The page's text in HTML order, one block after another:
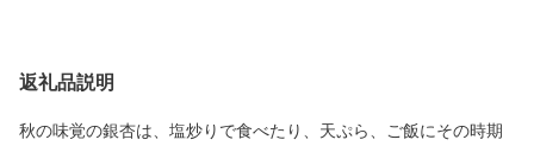
返礼品説明
秋の味覚の銀杏は、塩炒りで食べたり、天ぷら、ご飯にその時期